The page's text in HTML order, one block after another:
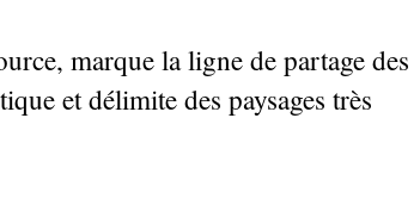
marque la ligne de partage des
et délimite des paysages très